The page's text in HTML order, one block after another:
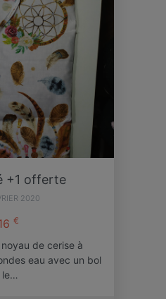
+1 offerte
2020
€
de cerise à
eau avec un bol
le…